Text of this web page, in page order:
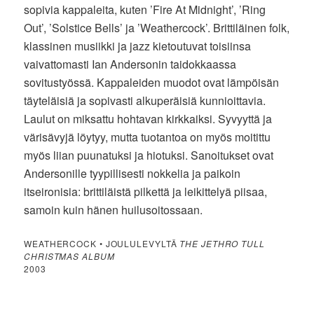
sopivia kappaleita, kuten ’Fire At Midnight’, ’Ring
Out’, ’Solstice Bells’ ja ’Weathercock’. Brittiläinen folk,
klassinen musiikki ja jazz kietoutuvat toisiinsa
vaivattomasti Ian Andersonin taidokkaassa
sovitustyössä. Kappaleiden muodot ovat lämpöisän
täyteläisiä ja sopivasti alkuperäisiä kunnioittavia.
Laulut on miksattu hohtavan kirkkaiksi. Syvyyttä ja
värisävyjä löytyy, mutta tuotantoa on myös moitittu
myös liian puunatuksi ja hiotuksi. Sanoitukset ovat
Andersonille tyypillisesti nokkelia ja paikoin
itseironisia: brittiläistä pilkettä ja leikittelyä piisaa,
samoin kuin hänen huilusoitossaan.
WEATHERCOCK • JOULULEVYLTÄ THE JETHRO TULL
CHRISTMAS ALBUM
2003